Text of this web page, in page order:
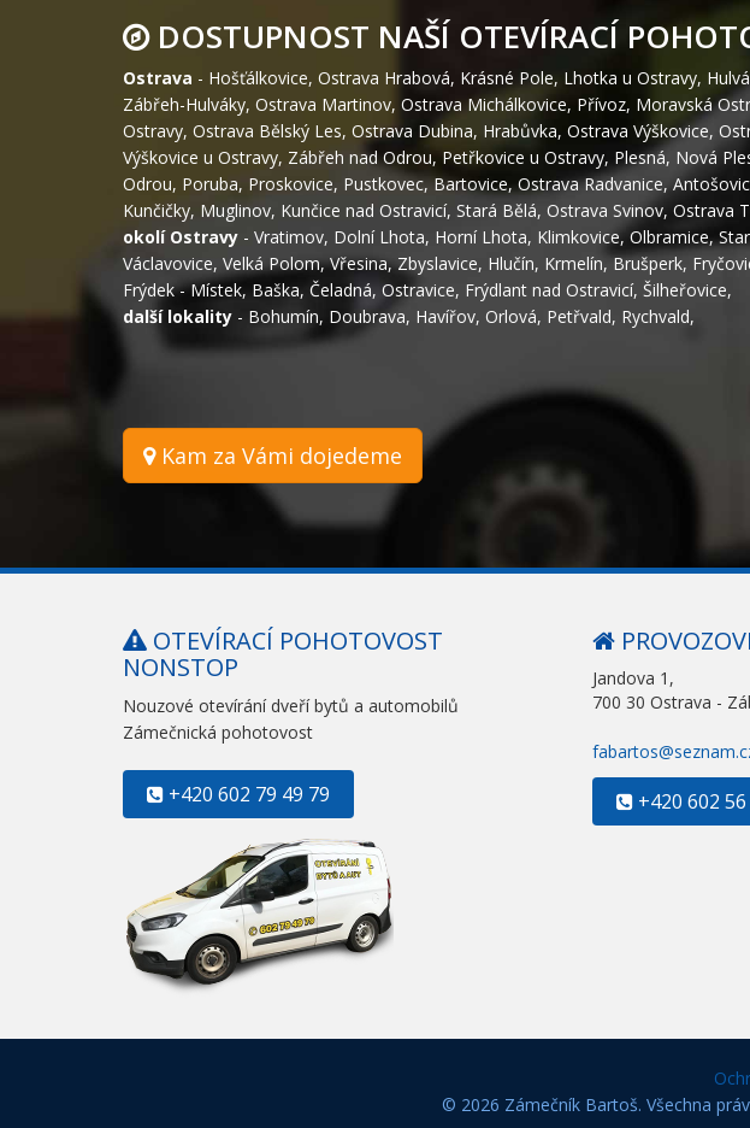
DOSTUPNOST NAŠÍ OTEVÍRACÍ
Ostrava - Hošťálkovice, Ostrava Hrabová, Krásné Pole, Lhotka u Ostravy,
Zábřeh-Hulváky, Ostrava Martinov, Ostrava Michálkovice, Přívoz, Moravská
Ostravy, Ostrava Bělský Les, Ostrava Dubina, Hrabůvka, Ostrava Výškovice,
Výškovice u Ostravy, Zábřeh nad Odrou, Petřkovice u Ostravy, Plesná, Nová
Odrou, Poruba, Proskovice, Pustkovec,Bartovice, Ostrava Radvanice,
Kunčičky, Muglinov, Kunčice nad Ostravicí, Stará Bělá, Ostrava Svinov, Ostrava
okolí Ostravy - Vratimov, Dolní Lhota, Horní Lhota, Klimkovice,Olbramice,
Václavovice, Velká Polom,Vřesina,Zbyslavice, Hlučín, Krmelín,Brušperk,
Frýdek - Místek, Baška, Čeladná, Ostravice, Frýdlant nad Ostravicí, Šilheřovice,
další lokality - Bohumín, Doubrava, Havířov, Orlová, Petřvald, Rychvald,
Kam za Vámi dojedeme
OTEVÍRACÍ POHOTOVOST
NONSTOP
Nouzové otevírání dveří bytů a automobilů
Zámečnická pohotovost
+420 602 79 49 79
Jandova 1,
700 30 Ostrava -
+420 602
© 2026 Zámečník Bartoš. Všechna